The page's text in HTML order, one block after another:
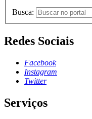
Busca:
Redes Sociais
Facebook
Instagram
Twitter
Serviços